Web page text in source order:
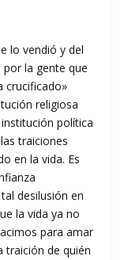
lo vendió y del
la gente que
crucificado»
religiosa
política
traiciones
en la vida. Es
desilusión en
la vida ya no
para amar
traición de quién